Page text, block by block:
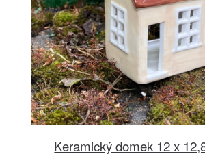
Keramický domek 12 x